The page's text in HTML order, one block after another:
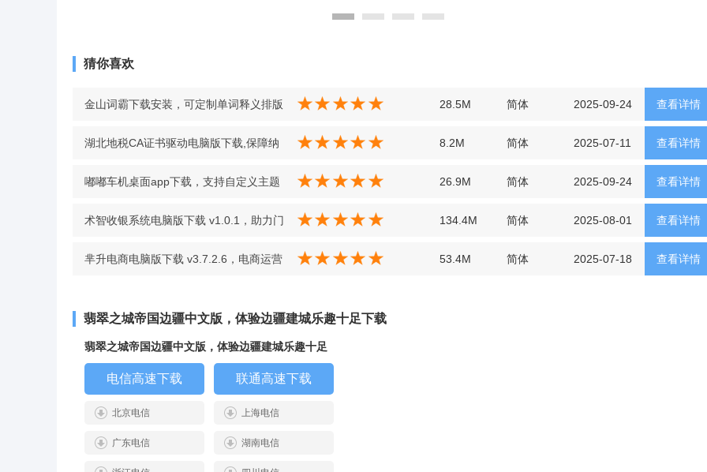
猜你喜欢
查看详情
金山词霸下载安装，可定制单词释义排版
与显示顺序，查词体验更贴心 v4.48 安卓
28.5M 简体 2025-09-24
查看详情
湖北地税CA证书驱动电脑版下载,保障纳
税人信息绝对保密 v2.2
8.2M 简体 2025-07-11
查看详情
嘟嘟车机桌面app下载，支持自定义主题
安装下载，按规则打包即可用 v2.2.5.427
26.9M 简体 2025-09-24
查看详情
术智收银系统电脑版下载 v1.0.1，助力门
店高效收银 v1.0.1
134.4M 简体 2025-08-01
查看详情
芈升电商电脑版下载 v3.7.2.6，电商运营 53.4M 简体 2025-07-18
翡翠之城帝国边疆中文版，体验边疆建城乐趣十足下载
翡翠之城帝国边疆中文版，体验边疆建城乐趣十足
电信高速下载 联通高速下载
北京电信 上海电信
广东电信 湖南电信